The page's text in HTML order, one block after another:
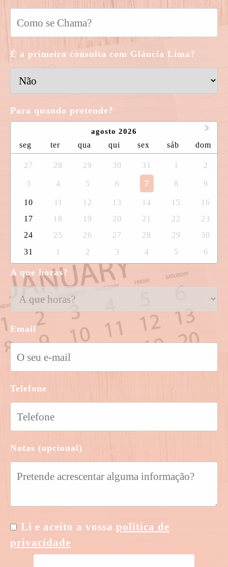
É a primeira consulta com Gláucia Lima?
Para quando pretende?
agosto 2026
seg ter qua qui sex sáb dom
27 28 29 30 31 1 2
3 4 5 6 7 8 9
10 11 12 13 14 15
16
17
18 19 20 21 22
23
24
25 26 27 28 29
30
31
1 2 3 4 5 6
A que horas?
Email
Telefone
Notas (opcional)
Li e aceito a vossa politica de
privacidade